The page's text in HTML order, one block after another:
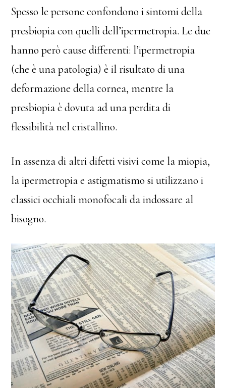
Spesso le persone confondono i sintomi della
presbiopia con quelli dell’ipermetropia. Le due
hanno però cause differenti: l’ipermetropia
(che è una patologia) è il risultato di una
deformazione della cornea, mentre la
presbiopia è dovuta ad una perdita di
flessibilità nel cristallino.
In assenza di altri difetti visivi come la miopia,
la ipermetropia e astigmatismo si utilizzano i
classici occhiali monofocali da indossare al
bisogno.